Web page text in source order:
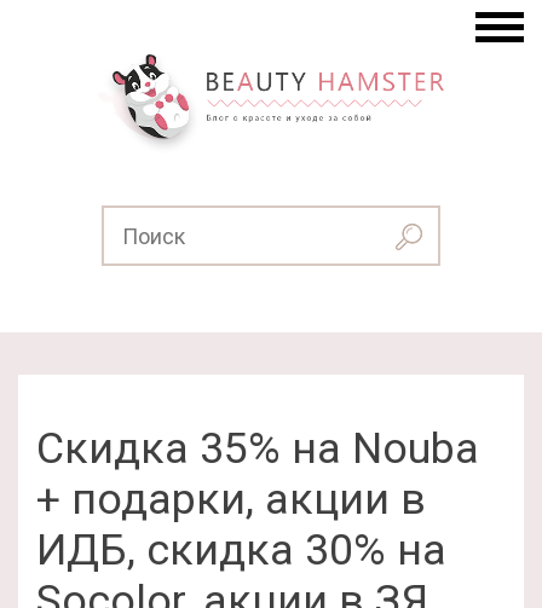
Скидка 35% на Nouba
+ подарки, акции в
ИДБ, скидка 30% на